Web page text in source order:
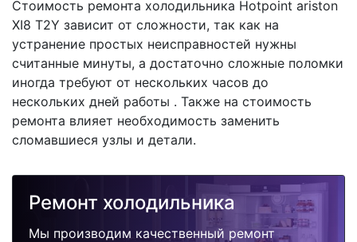
Стоимость ремонта холодильника Hotpoint ariston
XI8 T2Y зависит от сложности, так как на
устранение простых неисправностей нужны
считанные минуты, а достаточно сложные поломки
иногда требуют от нескольких часов до
нескольких дней работы . Также на стоимость
ремонта влияет необходимость заменить
сломавшиеся узлы и детали.
Ремонт холодильника
Мы производим качественный ремонт